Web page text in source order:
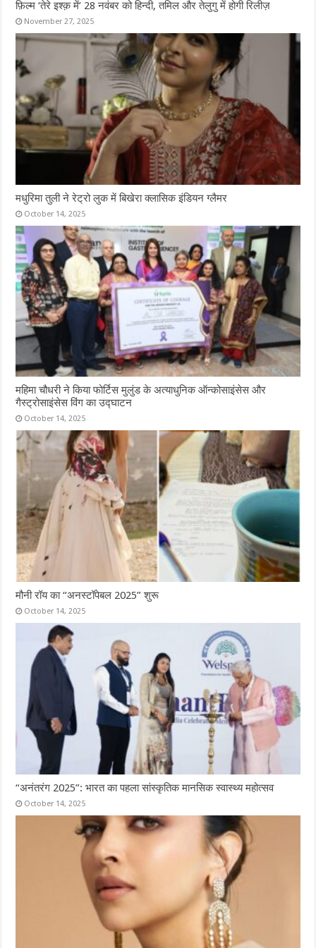
फ़िल्म ‘तेरे इश्क़ में’ 28 नवंबर को हिन्दी, तमिल और तेलुगु में होगी रिलीज़
November 27, 2025
मधुरिमा तुली ने रेट्रो लुक में बिखेरा क्लासिक इंडियन ग्लैमर
October 14, 2025
महिमा चौधरी ने किया फोर्टिस मुलुंड के अत्याधुनिक ऑन्कोसाइंसेस और
गैस्ट्रोसाइंसेस विंग का उद्घाटन
October 14, 2025
मौनी रॉय का “अनस्टॉपेबल 2025” शुरू
October 14, 2025
“अनंतरंग 2025”: भारत का पहला सांस्कृतिक मानसिक स्वास्थ्य महोत्सव
October 14, 2025